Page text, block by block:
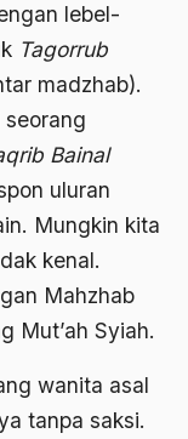
lebel-
Tagorrub
madzhab).
seorang
Bainal
uluran
Mungkin kita
kenal.
Mahzhab
Mut’ah Syiah.
wanita asal
tanpa saksi.